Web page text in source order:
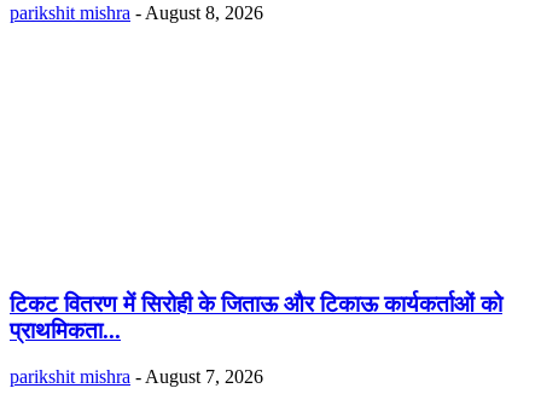
parikshit mishra - August 8, 2026
टिकट वितरण में सिरोही के जिताऊ और टिकाऊ कार्यकर्ताओं को
प्राथमिकता...
parikshit mishra - August 7, 2026